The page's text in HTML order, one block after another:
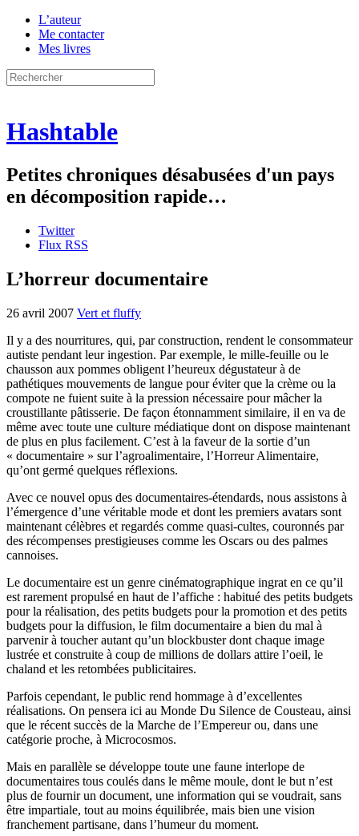
L’auteur
Me contacter
Mes livres
Hashtable
Petites chroniques désabusées d'un pays
en décomposition rapide…
Twitter
Flux RSS
L’horreur documentaire
26 avril 2007 Vert et fluffy
Il y a des nourritures, qui, par construction, rendent le consommateur
autiste pendant leur ingestion. Par exemple, le mille-feuille ou le
chausson aux pommes obligent l’heureux dégustateur à de
pathétiques mouvements de langue pour éviter que la crème ou la
compote ne fuient suite à la pression nécessaire pour mâcher la
croustillante pâtisserie. De façon étonnamment similaire, il en va de
même avec toute une culture médiatique dont on dispose maintenant
de plus en plus facilement. C’est à la faveur de la sortie d’un
« documentaire » sur l’agroalimentaire, l’Horreur Alimentaire,
qu’ont germé quelques réflexions.
Avec ce nouvel opus des documentaires-étendards, nous assistons à
l’émergence d’une véritable mode et dont les premiers avatars sont
maintenant célèbres et regardés comme quasi-cultes, couronnés par
des récompenses prestigieuses comme les Oscars ou des palmes
cannoises.
Le documentaire est un genre cinématographique ingrat en ce qu’il
est rarement propulsé en haut de l’affiche : habitué des petits budgets
pour la réalisation, des petits budgets pour la promotion et des petits
budgets pour la diffusion, le film documentaire a bien du mal à
parvenir à toucher autant qu’un blockbuster dont chaque image
lustrée et construite à coup de millions de dollars attire l’oeil, le
chaland et les retombées publicitaires.
Parfois cependant, le public rend hommage à d’excellentes
réalisations. On pensera ici au Monde Du Silence de Cousteau, ainsi
que le récent succès de la Marche de l’Empereur ou, dans une
catégorie proche, à Microcosmos.
Mais en parallèle se développe toute une faune interlope de
documentaires tous coulés dans le même moule, dont le but n’est
plus de fournir un document, une information qui se voudrait, sans
être impartiale, tout au moins équilibrée, mais bien une vision
franchement partisane, dans l’humeur du moment.